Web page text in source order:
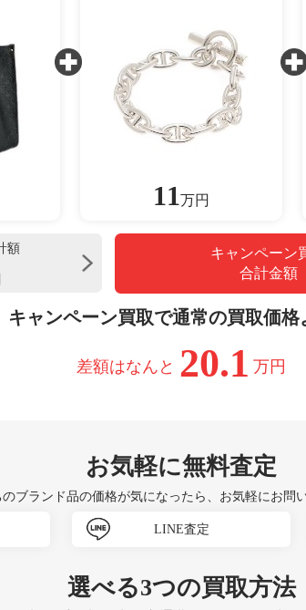
11万円
額
キャンペーン
合計金額
キャンペーン買取で通常の買取価格
差額はなんと 20.1 万円
お気軽に無料査定
ブランド品の価格が気になったら、お気軽にお問
LINE査定
選べる3つの買取方法